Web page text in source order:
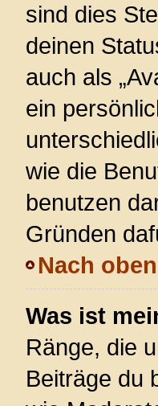
sind dies
deinen
auch als
ein
wie die
benutzen
Gründen
Nach oben
Was ist
Ränge, die
Beiträge du